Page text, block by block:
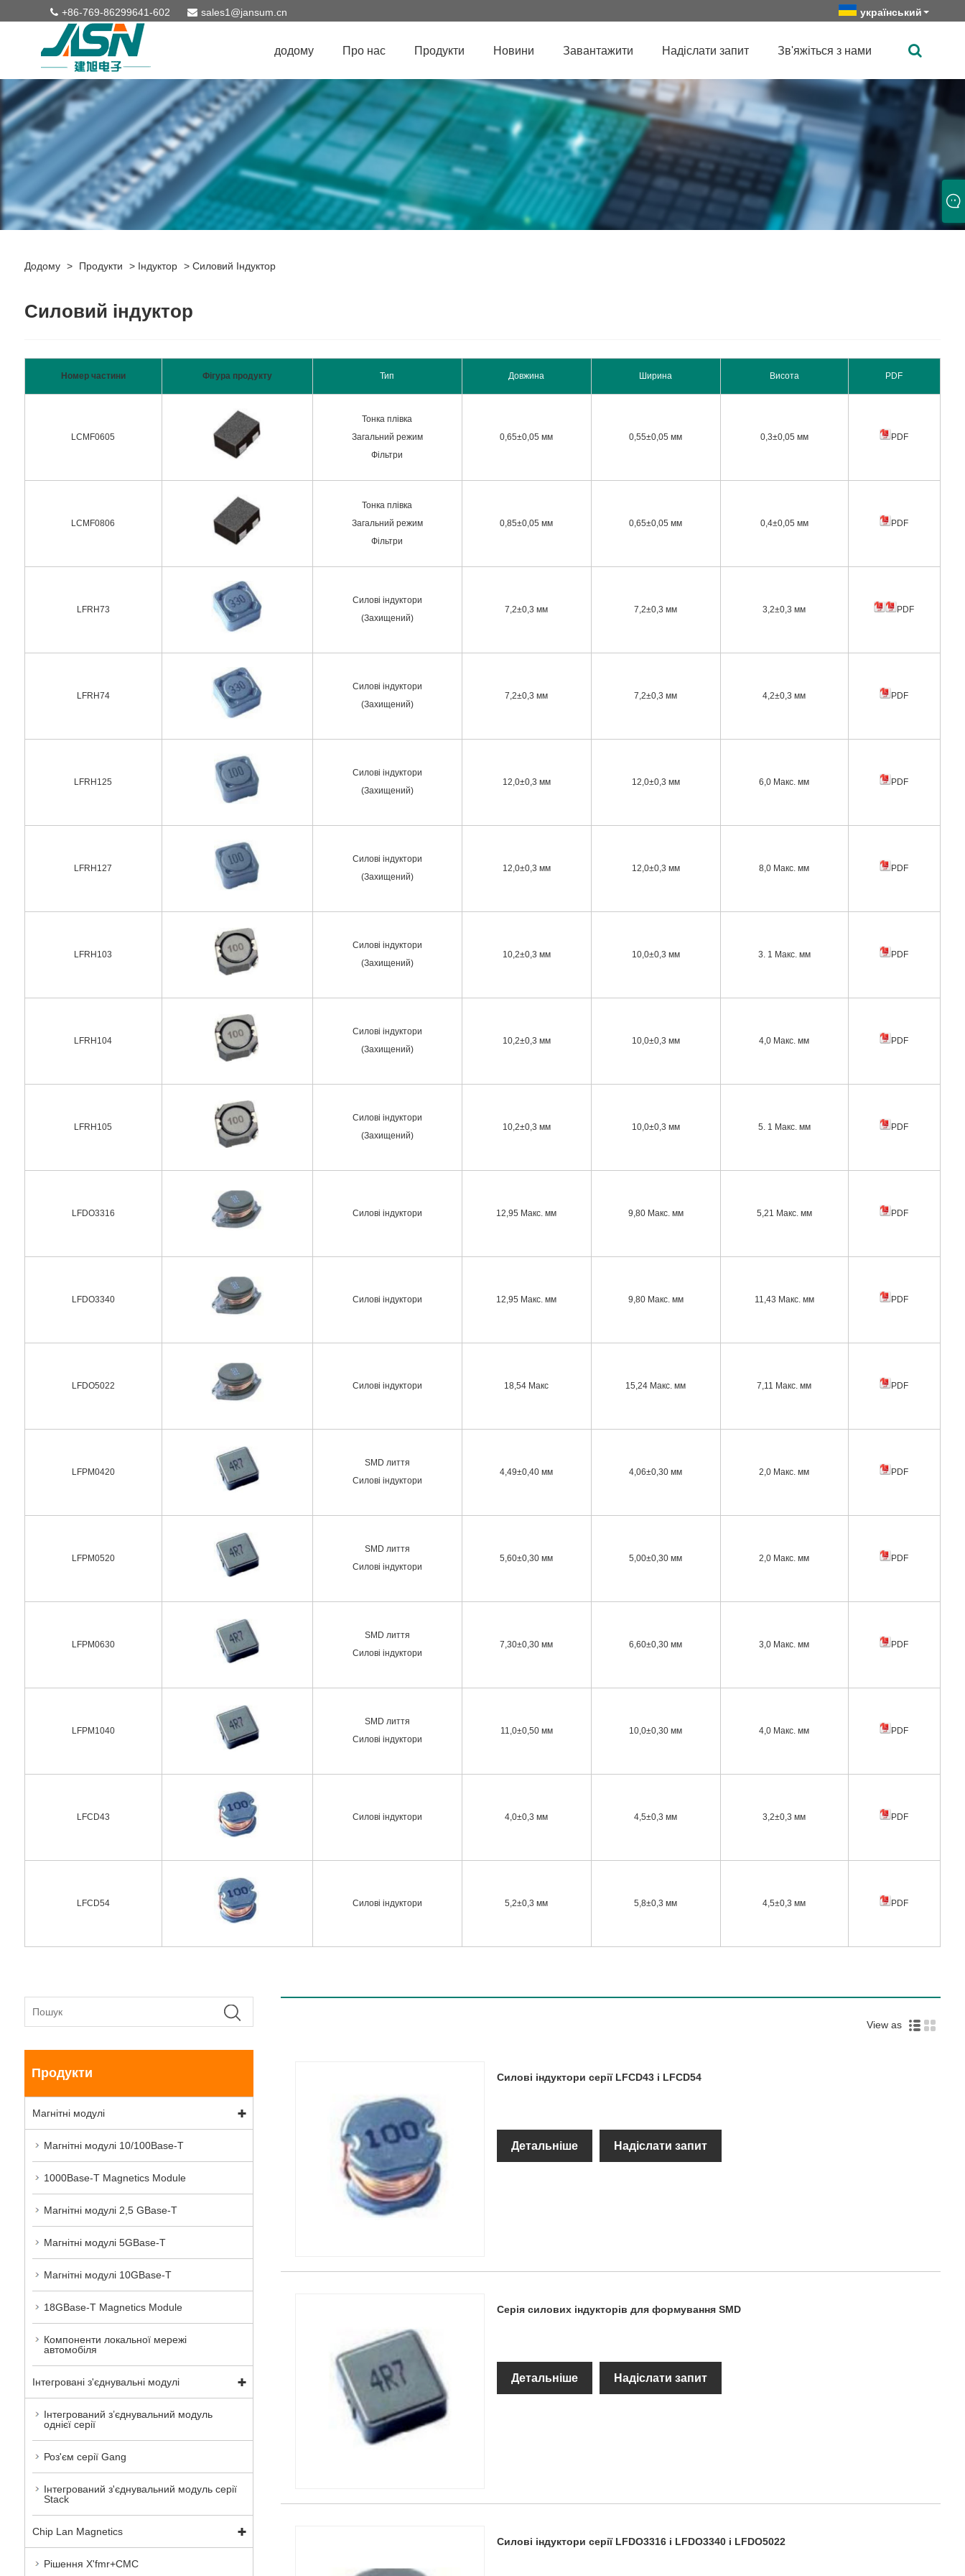
+86-769-86299641-602 sales1@jansum.cn український
додому Про нас Продукти Новини Завантажити Надіслати запит Зв'яжіться з нами
Додому > Продукти > Індуктор > Силовий Індуктор
Силовий індуктор
Номер частини Фігура продукту Тип Довжина Ширина Висота PDF
LCMF0605
Тонка плівка
Загальний режим
Фільтри
0,65±0,05 мм 0,55±0,05 мм 0,3±0,05 мм PDF
LCMF0806
Тонка плівка
Загальний режим
Фільтри
0,85±0,05 мм 0,65±0,05 мм 0,4±0,05 мм PDF
LFRH73
Силові індуктори
(Захищений)
7,2±0,3 мм 7,2±0,3 мм 3,2±0,3 мм PDF
LFRH74
Силові індуктори
(Захищений)
7,2±0,3 мм 7,2±0,3 мм 4,2±0,3 мм PDF
LFRH125
Силові індуктори
(Захищений)
12,0±0,3 мм 12,0±0,3 мм 6,0 Макс. мм PDF
LFRH127
Силові індуктори
(Захищений)
12,0±0,3 мм 12,0±0,3 мм 8,0 Макс. мм PDF
LFRH103
Силові індуктори
(Захищений)
10,2±0,3 мм 10,0±0,3 мм 3. 1 Макс. мм PDF
LFRH104
Силові індуктори
(Захищений)
10,2±0,3 мм 10,0±0,3 мм 4,0 Макс. мм PDF
LFRH105
Силові індуктори
(Захищений)
10,2±0,3 мм 10,0±0,3 мм 5. 1 Макс. мм PDF
LFDO3316 Силові індуктори 12,95 Макс. мм 9,80 Макс. мм 5,21 Макс. мм PDF
LFDO3340 Силові індуктори 12,95 Макс. мм 9,80 Макс. мм 11,43 Макс. мм PDF
LFDO5022 Силові індуктори 18,54 Макс 15,24 Макс. мм 7,11 Макс. мм PDF
LFPM0420
SMD лиття
Силові індуктори
4,49±0,40 мм 4,06±0,30 мм 2,0 Макс. мм PDF
LFPM0520
SMD лиття
Силові індуктори
5,60±0,30 мм 5,00±0,30 мм 2,0 Макс. мм PDF
LFPM0630
SMD лиття
Силові індуктори
7,30±0,30 мм 6,60±0,30 мм 3,0 Макс. мм PDF
LFPM1040
SMD лиття
Силові індуктори
11,0±0,50 мм 10,0±0,30 мм 4,0 Макс. мм PDF
LFCD43 Силові індуктори 4,0±0,3 мм 4,5±0,3 мм 3,2±0,3 мм PDF
LFCD54 Силові індуктори 5,2±0,3 мм 5,8±0,3 мм 4,5±0,3 мм PDF
Продукти
Магнітні модулі
Магнітні модулі 10/100Base-T
1000Base-T Magnetics Module
Магнітні модулі 2,5 GBase-T
Магнітні модулі 5GBase-T
Магнітні модулі 10GBase-T
18GBase-T Magnetics Module
Компоненти локальної мережі
автомобіля
Інтегровані з'єднувальні модулі
Інтегрований з’єднувальний модуль
однієї серії
Роз'єм серії Gang
Інтегрований з'єднувальний модуль серії
Stack
Chip Lan Magnetics
Рішення X'fmr+CMC
View as
Силові індуктори серії LFCD43 і LFCD54
Детальніше Надіслати запит
Серія силових індукторів для формування SMD
Детальніше Надіслати запит
Силові індуктори серії LFDO3316 і LFDO3340 і LFDO5022